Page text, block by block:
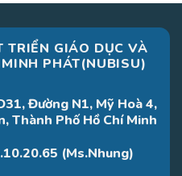
TRIỂN GIÁO DỤC VÀ
PHÁT(NUBISU)
Đường N1, Mỹ Hoà 4,
Thành Phố Hồ Chí Minh
(Ms.Nhung)